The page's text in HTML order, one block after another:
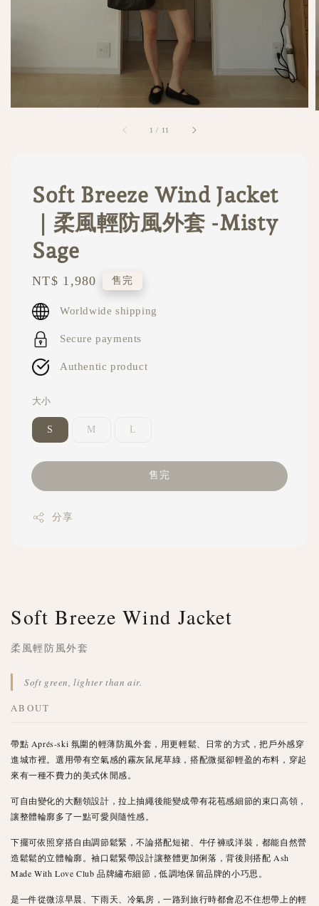
1 / 11
Soft Breeze Wind Jacket
｜柔風輕防風外套 -Misty
Sage
Regular
price
NT$ 1,980 售完
Worldwide shipping
Secure payments
Authentic product
大小
S M L
售完
分享
Soft Breeze Wind Jacket
柔風輕防風外套
Soft green, lighter than air.
ABOUT
帶點 Aprés-ski 氛圍的輕薄防風外套，用更輕鬆、日常的方式，把戶外感穿
進城市裡。選用帶有空氣感的霧灰鼠尾草綠，搭配微挺卻輕盈的布料，穿起
來有一種不費力的美式休閒感。
可自由變化的大翻領設計，拉上抽繩後能變成帶有花苞感細節的束口高領，
讓整體輪廓多了一點可愛與隨性感。
下擺可依照穿搭自由調節鬆緊，不論搭配短裙、牛仔褲或洋裝，都能自然營
造鬆鬆的立體輪廓。袖口鬆緊帶設計讓整體更加俐落，背後則搭配 Ash
Made With Love Club 品牌繡布細節，低調地保留品牌的小巧思。
是一件從微涼早晨、下雨天、冷氣房，一路到旅行時都會忍不住想帶上的輕